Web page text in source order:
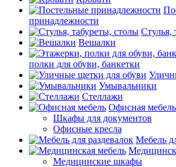
принадлежности
Стулья,
Вешалки
полки для обуви, банкетки
Умывальники
Стеллажи
Офисная мебель
Шкафы для документов
Офисные кресла
Мебель
Медицинские шкафы